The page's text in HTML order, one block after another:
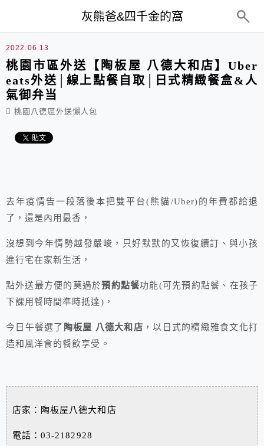
灰熊爸&四千金的窩
2022.06.13
桃園市區外送【陶板屋 八德大和店】Uber
eats外送│線上點餐自取│日式精緻餐盒&人
氣御弁当
桃園八德區外送懶人包
去年疫情告一段落後本把雙平台(熊貓/Uber)的年費都給退
了，還是內用最香，
沒想到今年情勢越發嚴峻，只好默默的又恢復續訂、與小孩
進行宅在家新生活，
點外送最方便的莫過於預約點餐功能(可先預約點餐、在孩子
下課用餐時間準時抵達)，
今日午餐選了 陶板屋 八德大和店 ，以日式的精緻雅食文化打
造和風洋食的餐飲享受。
店家：陶板屋八德大和店
電話：03-2182928